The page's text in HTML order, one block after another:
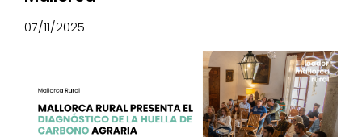
Impuls sostenible
Recursos
07/11/2025